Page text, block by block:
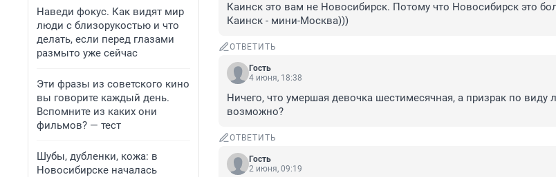
Наведи фокус. Как видят мир
люди с близорукостью и что
делать, если перед глазами
размыто уже сейчас
Эти фразы из советского кино
вы говорите каждый день.
Вспомните из каких они
фильмов? — тест
Шубы, дубленки, кожа: в
Новосибирске началась
Каинск это вам не Новосибирск. Потому что Новосибирск это
Каинск - мини-Москва)))
ОТВЕТИТЬ
Гость
4 июня, 18:38
Ничего, что умершая девочка шестимесячная, а призрак по виду
возможно?
ОТВЕТИТЬ
Гость
2 июня, 09:19